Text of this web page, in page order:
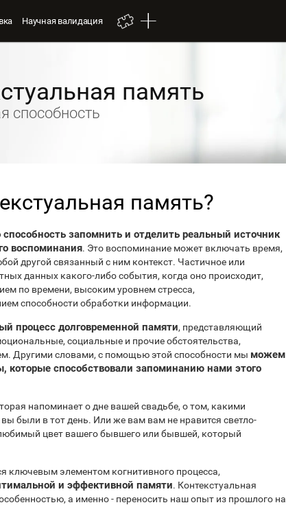
Научная валидация
память
способность
память?
запомнить и отделить реальный источник
воспоминания. Это воспоминание может включать время,
другой связанный с ним контекст. Частичное или
данных какого-либо события, когда оно происходит,
по времени, высоким уровнем стресса,
способности обработки информации.
процесс долговременной памяти, представляющий
социальные и прочие обстоятельства,
Другими словами, с помощью этой способности мы можем
которые способствовали запоминанию нами этого
напоминает о дне вашей свадьбе, о том, какими
были в тот день. Или же вам вам не нравится светло-
любимый цвет вашего бывшего или бывшей, который
ключевым элементом когнитивного процесса,
и эффективной памяти. Контекстуальная
а именно - переносить наш опыт из прошлого на